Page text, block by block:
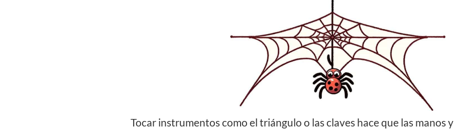
Tocar instrumentos como el triángulo o las claves hace que las manos